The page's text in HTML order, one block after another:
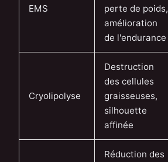
EMS
perte de poids,
amélioration
de l'endurance
Cryolipolyse
Destruction
des cellules
graisseuses,
silhouette
affinée
Réduction des